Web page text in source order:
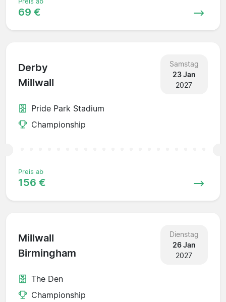
69 €
Derby
Millwall
Samstag
23 Jan
2027
Pride Park Stadium
Championship
Preis ab
156 €
Millwall
Birmingham
Dienstag
26 Jan
2027
The Den
Championship